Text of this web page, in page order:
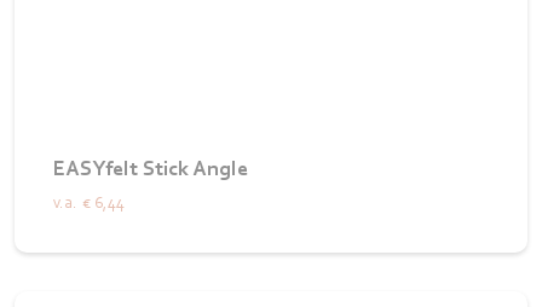
EASYfelt Stick Angle
v.a. € 6,44